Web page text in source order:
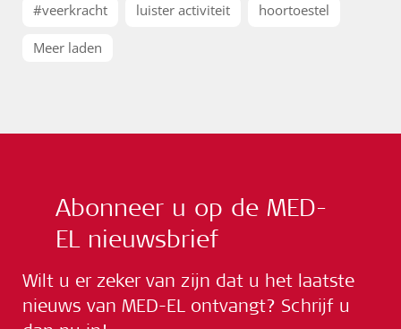
#veerkracht luister activiteit hoortoestel
Meer laden
Abonneer u op de MED-
EL nieuwsbrief
Wilt u er zeker van zijn dat u het laatste
nieuws van MED-EL ontvangt? Schrijf u